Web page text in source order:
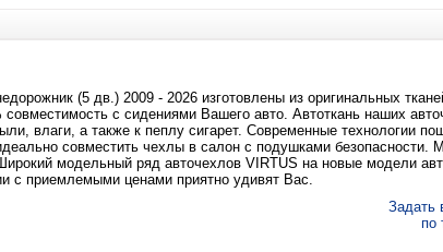
(5 дв.) 2009 - 2026 изготовлены из оригинальных
с сидениями Вашего авто. Автоткань наших
влаги, а также к пеплу сигарет. Современные технологии
совместить чехлы в салон с подушками безопасности.
модельный ряд авточехлов VIRTUS на новые модели
с приемлемыми ценами приятно удивят Вас.
Задать
по